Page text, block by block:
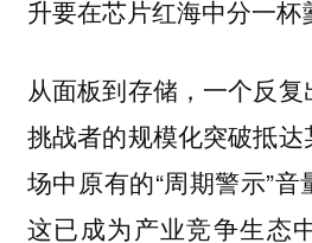
升要在芯片红海中分一杯
从面板到存储，一个反
挑战者的规模化突破抵
场中原有的“周期警示”音
这已成为产业竞争生态